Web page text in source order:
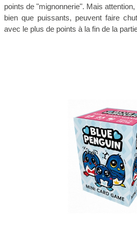
points de "mignonnerie". Mais
bien que puissants, peuvent faire
avec le plus de points à la fin de la